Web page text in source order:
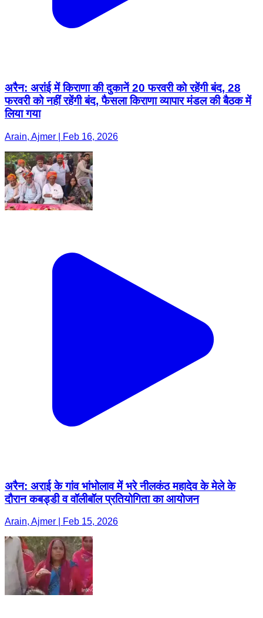
अरैन: अरांई में किराणा की दुकानें 20 फरवरी को रहेंगी बंद, 28
फरवरी को नहीं रहेंगी बंद, फैसला किराणा व्यापार मंडल की बैठक में
लिया गया
Arain, Ajmer | Feb 16, 2026
अरैन: अराई के गांव भांभोलाव में भरे नीलकंठ महादेव के मेले के
दौरान कबड्डी व वॉलीबॉल प्रतियोगिता का आयोजन
Arain, Ajmer | Feb 15, 2026